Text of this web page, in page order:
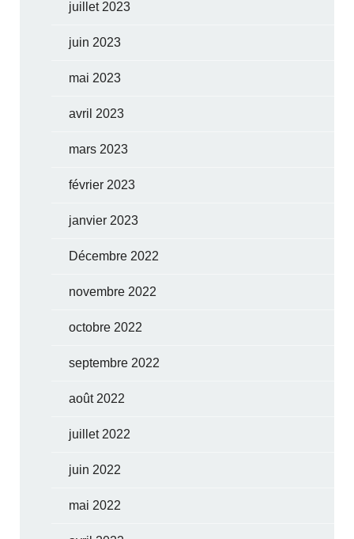
juillet 2023
juin 2023
mai 2023
avril 2023
mars 2023
février 2023
janvier 2023
Décembre 2022
novembre 2022
octobre 2022
septembre 2022
août 2022
juillet 2022
juin 2022
mai 2022